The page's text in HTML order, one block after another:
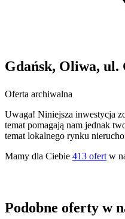
Gdańsk, Oliwa, ul.
Oferta archiwalna
Uwaga! Niniejsza inwestycja
temat pomagają nam jednak
temat lokalnego rynku
Mamy dla Ciebie 413 ofert w
Podobne oferty w